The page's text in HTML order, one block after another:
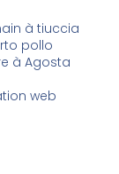
à tiuccia
pollo
à Agosta
web